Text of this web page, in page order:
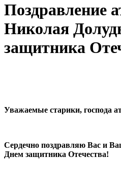
Поздравление
Николая
защитника
Уважаемые старики, господа
Сердечно поздравляю Вас и
Днем защитника Отечества!